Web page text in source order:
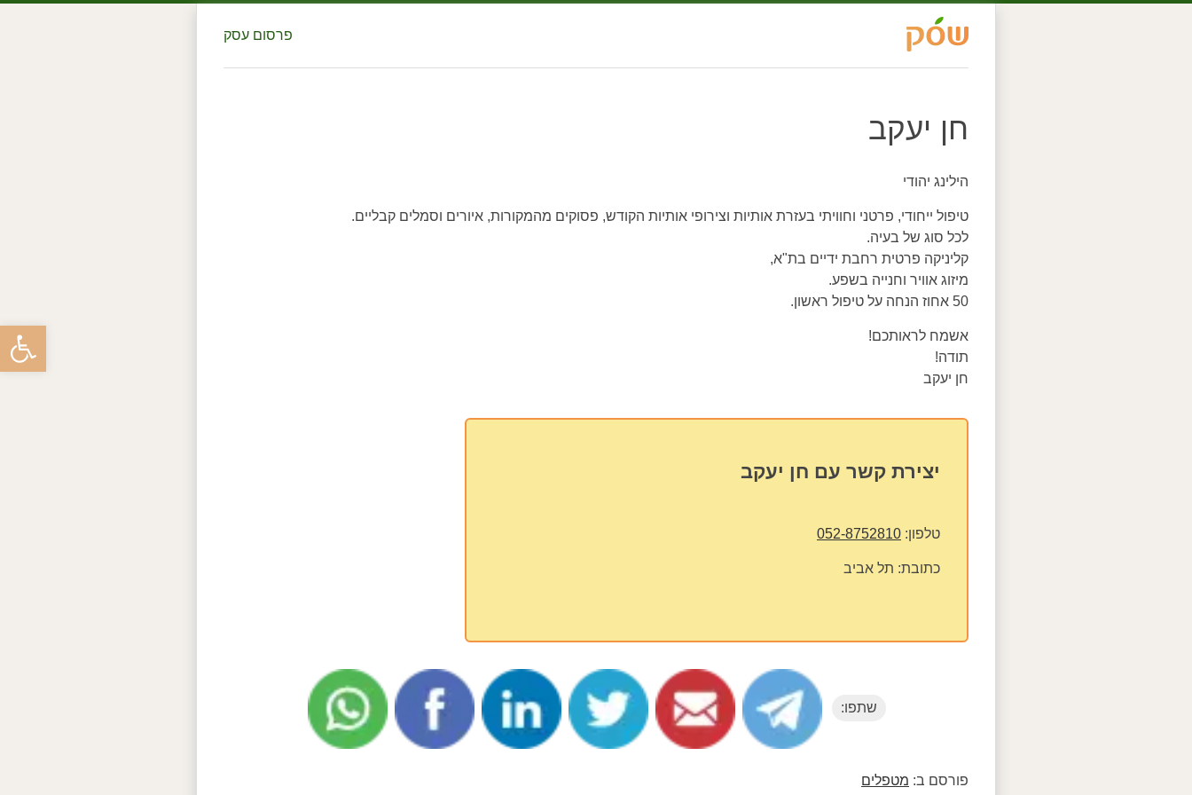
פתח
פרסום עסק
חן יעקב
הילינג יהודי
טיפול ייחודי, פרטני וחוויתי בעזרת אותיות וצירופי אותיות הקודש, פסוקים מהמקורות, איורים וסמלים קבליים.
לכל סוג של בעיה.
קליניקה פרטית רחבת ידיים בת"א,
מיזוג אוויר וחנייה בשפע.
50 אחוז הנחה על טיפול ראשון.
אשמח לראותכם!
תודה!
חן יעקב
יצירת קשר עם חן יעקב
טלפון: 052-8752810
כתובת: תל אביב
שתפו:
פורסם ב: מטפלים